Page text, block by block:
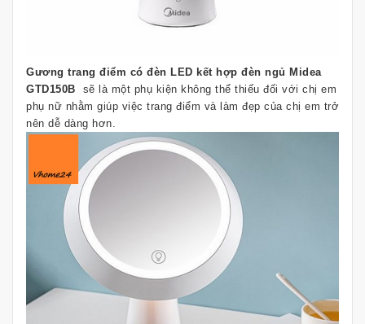
Gương trang điểm có đèn LED kết hợp đèn ngủ Midea
GTD150B
sẽ là một phụ kiện không thể thiếu đối với chị em
phụ nữ nhằm giúp việc trang điểm và làm đẹp của chị em trở
nên dễ dàng hơn.